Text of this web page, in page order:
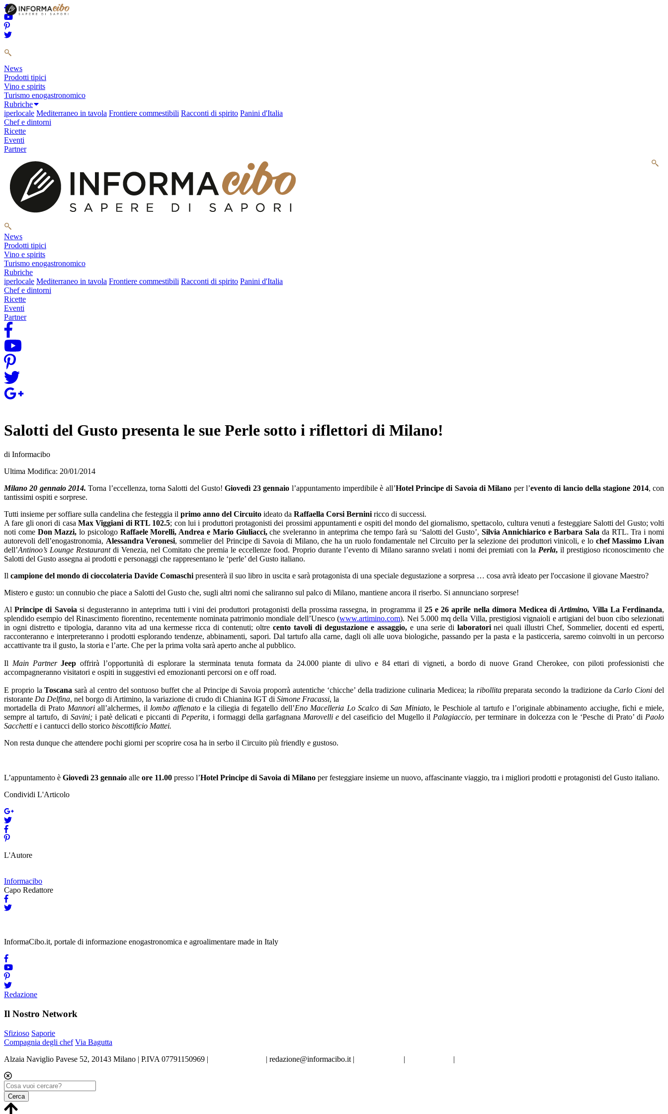
News
Prodotti tipici
Vino e spirits
Turismo enogastronomico
Rubriche
iperlocale Mediterraneo in tavola Frontiere commestibili Racconti di spirito Panini d'Italia
Chef e dintorni
Ricette
Eventi
Partner
News
Prodotti tipici
Vino e spirits
Turismo enogastronomico
Rubriche
iperlocale Mediterraneo in tavola Frontiere commestibili Racconti di spirito Panini d'Italia
Chef e dintorni
Ricette
Eventi
Partner
Salotti del Gusto presenta le sue Perle sotto i riflettori di Milano!
di Informacibo
Ultima Modifica: 20/01/2014
Milano 20 gennaio 2014.Torna l’eccellenza, torna Salotti del Gusto!Giovedì 23 gennaio l’appuntamento imperdibile è all’Hotel Principe di Savoia di Milano per l’evento di lancio della stagione 2014, con
tantissimi ospiti e sorprese.
Tutti insieme per soffiare sulla candelina che festeggia il primo anno del Circuito ideato da Raffaella Corsi Bernini ricco di successi.
A fare gli onori di casa Max Viggiani di RTL 102.5; con lui i produttori protagonisti dei prossimi appuntamenti e ospiti del mondo del giornalismo, spettacolo, cultura venuti a festeggiare Salotti del Gusto; volti
noti come Don Mazzi,lo psicologo Raffaele Morelli, Andrea e Mario Giuliacci,che sveleranno in anteprima che tempo farà su ‘Salotti del Gusto’, Silvia Annichiarico e Barbara Sala da RTL. Tra i nomi
autorevoli dell’enogastronomia, Alessandra Veronesi, sommelier del Principe di Savoia di Milano, che ha un ruolo fondamentale nel Circuito per la selezione dei produttori vinicoli, e lo chef Massimo Livan
dell’Antinoo’s Lounge Restaurant di Venezia, nel Comitato che premia le eccellenze food. Proprio durante l’evento di Milano saranno svelati i nomi dei premiati con la Perla,il prestigioso riconoscimento che
Salotti del Gusto assegna ai prodotti e personaggi che rappresentano le ‘perle’ del Gusto italiano.
Il campione del mondo di cioccolateria Davide Comaschi presenterà il suo libro in uscita e sarà protagonista di una speciale degustazione a sorpresa … cosa avrà ideato per l'occasione il giovane Maestro?
Mistero e gusto: un connubio che piace a Salotti del Gusto che, sugli altri nomi che saliranno sul palco di Milano, mantiene ancora il riserbo. Si annunciano sorprese!
AlPrincipe di Savoia si degusteranno in anteprima tutti i vini dei produttori protagonisti della prossima rassegna, in programma il 25 e 26 aprile nella dimora Medicea diArtimino, Villa La Ferdinanda,
splendido esempio del Rinascimento fiorentino, recentemente nominata patrimonio mondiale dell’Unesco (www.artimino.com). Nei 5.000 mq della Villa, prestigiosi vignaioli e artigiani del buon cibo selezionati
in ogni distretto e tipologia, daranno vita ad una kermesse ricca di contenuti; oltrecento tavoli di degustazione e assaggio, e una serie di laboratorinei quali illustri Chef, Sommelier, docenti ed esperti,
racconteranno e interpreteranno i prodotti esplorando tendenze, abbinamenti, sapori. Dal tartufo alla carne, dagli oli alle uova biologiche, passando per la pasta e la pasticceria, saremo coinvolti in un percorso
accattivante tra il gusto, la storia e l’arte. Che per la prima volta sarà aperto anche al pubblico.
Il Main PartnerJeepoffrirà l’opportunità di esplorare la sterminata tenuta formata da 24.000 piante di ulivo e 84 ettari di vigneti, a bordo di nuove Grand Cherokee, con piloti professionisti che
accompagneranno visitatori e ospiti in suggestivi ed emozionanti percorsi on e off road.
E proprio laToscanasarà al centro del sontuoso buffet che al Principe di Savoia proporrà autentiche ‘chicche’ della tradizione culinaria Medicea; la ribollitapreparata secondo la tradizione da Carlo Cionidel
ristorante Da Delfina, nel borgo di Artimino, la variazione di crudo di Chianina IGT di Simone Fracassi, la
mortadella di Prato Mannori all’alchermes, il lombo affienato e la ciliegia di fegatello dell’Eno Macelleria Lo Scalco di San Miniato, le Peschiole al tartufo e l’originale abbinamento acciughe, fichi e miele,
sempre al tartufo, di Savini; i patè delicati e piccanti di Peperita,i formaggi della garfagnana Marovelli edel caseificio del Mugello il Palagiaccio, per terminare in dolcezza con le ‘Pesche di Prato’ di Paolo
Sacchetti e i cantucci dello storico biscottificio Mattei.
Non resta dunque che attendere pochi giorni per scoprire cosa ha in serbo il Circuito più friendly e gustoso.
L’appuntamento è Giovedì 23 gennaio alle ore 11.00 presso l’Hotel Principe di Savoia di Milano per festeggiare insieme un nuovo, affascinante viaggio, tra i migliori prodotti e protagonisti del Gusto italiano.
Condividi L'Articolo
L'Autore
Informacibo
Capo Redattore
InformaCibo.it, portale di informazione enogastronomica e agroalimentare made in Italy
Redazione
Il Nostro Network
Sfizioso Saporie
Compagnia degli chef Via Bagutta
Alzaia Naviglio Pavese 52, 20143 Milano | P.IVA 07791150969 |
| redazione@informacibo.it | | |
Cerca